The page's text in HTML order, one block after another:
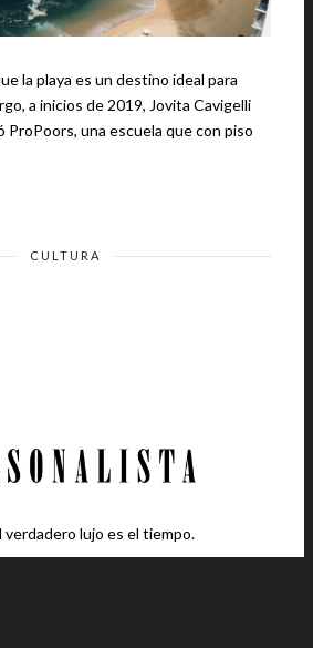
la playa es un destino ideal para
a inicios de 2019, Jovita Cavigelli
ProPoors, una escuela que con piso
CULTURA
verdadero lujo es el tiempo.